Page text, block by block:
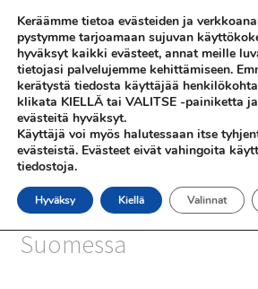
Siirry
navigointiin
Siirry
sisältöön
SHOP
INFO
SiniSusan kortit
Suomessa
Keräämme tietoa evästeiden ja
pystymme tarjoamaan sujuvan
hyväksyt kaikki evästeet, annat meille
tietojasi palvelujemme kehittämiseen.
kerätystä tiedosta käyttäjää
klikata KIELLÄ tai VALITSE -painiketta
evästeitä hyväksyt.
Käyttäjä voi myös halutessaan itse
evästeistä. Evästeet eivät vahingoita
tiedostoja.
Hyväksy Kiellä Valinnat